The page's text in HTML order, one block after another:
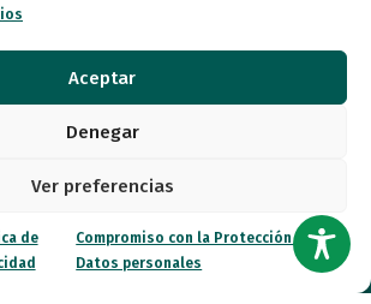
Aceptar
Denegar
Ver preferencias
de
Compromiso con la Protección de
Datos personales